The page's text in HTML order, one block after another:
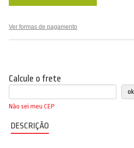
Ver formas de pagamento
Calcule o frete
Não sei meu CEP
DESCRIÇÃO